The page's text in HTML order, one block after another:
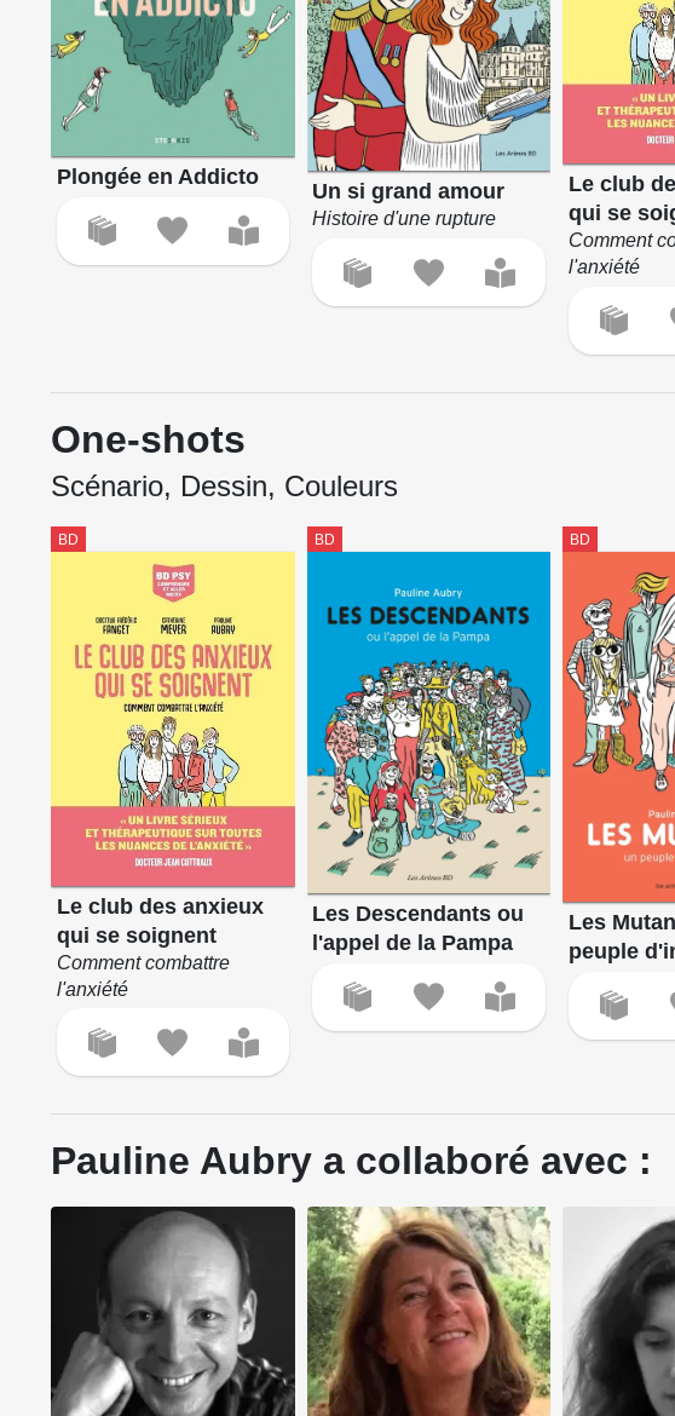
Plongée en Addicto
Un si grand amour
Histoire d'une rupture
Le club
qui se
Comment
l'anxiété
One-shots
Scénario, Dessin, Couleurs
BD
Le club des anxieux
qui se soignent
Comment combattre
l'anxiété
BD
Les Descendants ou
l'appel de la Pampa
BD
Les
peuple
Pauline Aubry a collaboré avec :